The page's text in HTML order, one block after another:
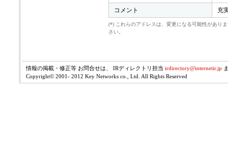
コメント 充
(*) これらのアドレスは、変更になる可能性があり
さい。
情報の掲載・修正等 お問合せは、 IRディレクトリ担当 irdirectory@internetir.jp
Copyright© 2001- 2012 Key Networks co., Ltd. All Rights Reserved